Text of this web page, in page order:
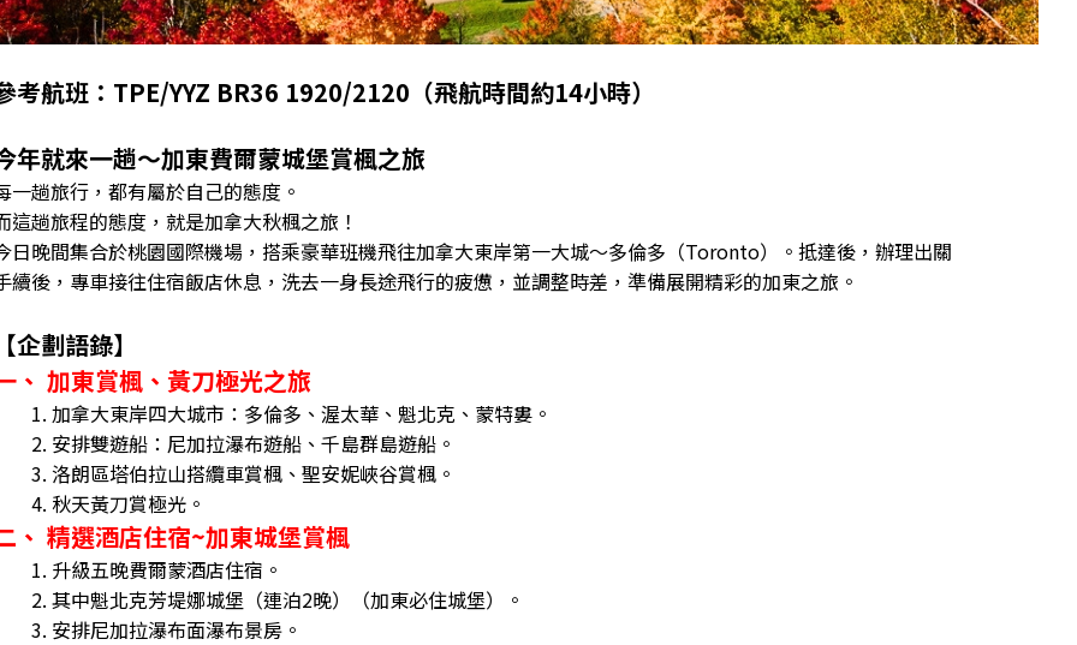
迪士尼遊輪
考航班：TPE/YYZ BR36 1920/2120（飛航時間約14小時）
年就來一趟～加東費爾蒙城堡賞楓之旅
一趟旅行，都有屬於自己的態度。
這趟旅程的態度，就是加拿大秋楓之旅！
日晚間集合於桃園國際機場，搭乘豪華班機飛往加拿大東岸第一大城～多倫多（Toronto）。抵達後，辦理出關
續後，專車接往住宿飯店休息，洗去一身長途飛行的疲憊，並調整時差，準備展開精彩的加東之旅。
企劃語錄】
、 加東賞楓、黃刀極光之旅
加拿大東岸四大城市：多倫多、渥太華、魁北克、蒙特婁。
安排雙遊船：尼加拉瀑布遊船、千島群島遊船。
洛朗區塔伯拉山搭纜車賞楓、聖安妮峽谷賞楓。
秋天黃刀賞極光。
、 精選酒店住宿~加東城堡賞楓
升級五晚費爾蒙酒店住宿。
其中魁北克芳堤娜城堡（連泊2晚）（加東必住城堡）。
安排尼加拉瀑布面瀑布景房。